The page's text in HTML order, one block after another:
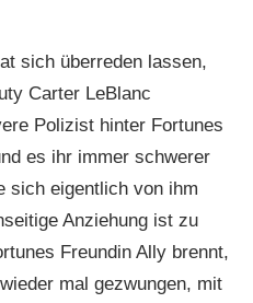
sich überreden lassen,
Carter LeBlanc
Polizist hinter Fortunes
es ihr immer schwerer
sich eigentlich von ihm
Anziehung ist zu
Freundin Ally brennt,
mal gezwungen, mit